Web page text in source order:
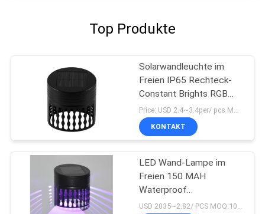
Top Produkte
Solarwandleuchte im
Freien IP65 Rechteck-
Constant Brights RGB
imprägniern
KONTAKT
LED Wand-Lampe im
Freien 150 MAH
Waterproof
Monocrystalline 0.18W